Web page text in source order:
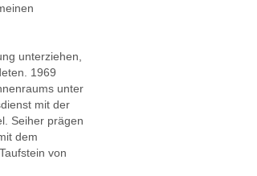
unterziehen,
1969
unter
mit der
Seiher prägen
dem
von